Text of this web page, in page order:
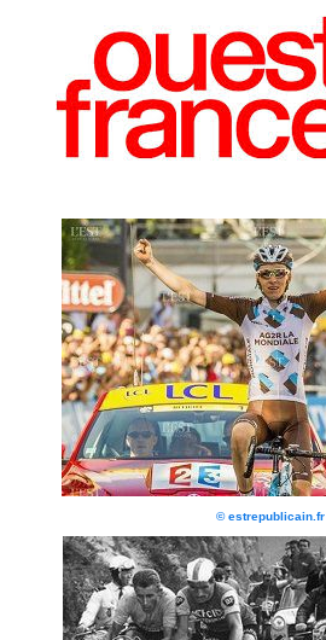
© estrepublicain.fr